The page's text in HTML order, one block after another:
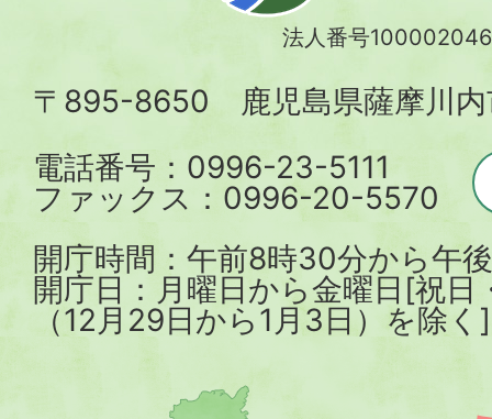
川
法人番号
〒895-8650 鹿児島県薩摩川内
電話番号：0996-23-5111
ファックス：0996-20-5570
開庁時間：午前8時30分から午
開庁日：月曜日から金曜日[祝日
（12月29日から1月3日）を除く]